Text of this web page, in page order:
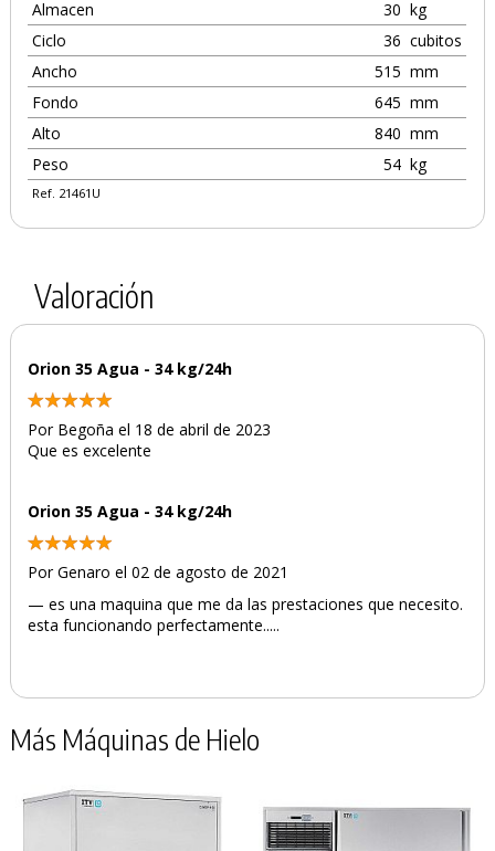
Almacen
30 kg
Ciclo
36 cubitos
Ancho
515 mm
Fondo
645 mm
Alto
840 mm
Peso
54 kg
Ref. 21461U
Valoración
Orion 35 Agua - 34 kg/24h
Por Begoña el 18 de abril de 2023
Que es excelente
Orion 35 Agua - 34 kg/24h
Por Genaro el 02 de agosto de 2021
— es una maquina que me da las prestaciones que necesito.
esta funcionando perfectamente.....
Más Máquinas de Hielo